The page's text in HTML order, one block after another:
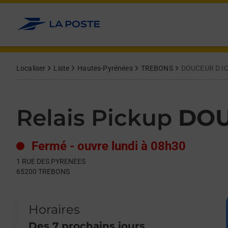
Allez au contenu
Localiser Liste Hautes-Pyrénées TREBONS DOUCEUR D
Relais Pickup
Fermé - ouvre lundi à 08h30
1 RUE DES PYRENEES
65200 TREBONS
Horaires
Day of the WeekHours
Get directions to Relais Pickup at 1 RUE DES PYRENEES
lien s'ouvre dans un nouvel onglet